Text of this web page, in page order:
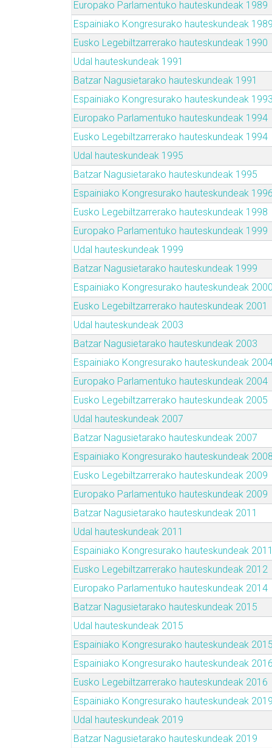
Europako Parlamentuko hauteskundeak 1989
Espainiako Kongresurako hauteskundeak 1989
Eusko Legebiltzarrerako hauteskundeak 1990
Udal hauteskundeak 1991
Batzar Nagusietarako hauteskundeak 1991
Espainiako Kongresurako hauteskundeak 1993
Europako Parlamentuko hauteskundeak 1994
Eusko Legebiltzarrerako hauteskundeak 1994
Udal hauteskundeak 1995
Batzar Nagusietarako hauteskundeak 1995
Espainiako Kongresurako hauteskundeak 1996
Eusko Legebiltzarrerako hauteskundeak 1998
Europako Parlamentuko hauteskundeak 1999
Udal hauteskundeak 1999
Batzar Nagusietarako hauteskundeak 1999
Espainiako Kongresurako hauteskundeak 2000
Eusko Legebiltzarrerako hauteskundeak 2001
Udal hauteskundeak 2003
Batzar Nagusietarako hauteskundeak 2003
Espainiako Kongresurako hauteskundeak
Europako Parlamentuko hauteskundeak 2004
Eusko Legebiltzarrerako hauteskundeak 2005
Udal hauteskundeak 2007
Batzar Nagusietarako hauteskundeak 2007
Espainiako Kongresurako hauteskundeak 2008
Eusko Legebiltzarrerako hauteskundeak 2009
Europako Parlamentuko hauteskundeak 2009
Batzar Nagusietarako hauteskundeak 2011
Udal hauteskundeak 2011
Espainiako Kongresurako hauteskundeak 2011
Eusko Legebiltzarrerako hauteskundeak 2012
Europako Parlamentuko hauteskundeak 2014
Batzar Nagusietarako hauteskundeak 2015
Udal hauteskundeak 2015
Espainiako Kongresurako hauteskundeak 2015
Espainiako Kongresurako hauteskundeak 2016
Eusko Legebiltzarrerako hauteskundeak 2016
Espainiako Kongresurako hauteskundeak 2019
Udal hauteskundeak 2019
Batzar Nagusietarako hauteskundeak 2019